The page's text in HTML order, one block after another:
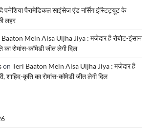
पनेशिया पैरामेडिकल साइंसेज एंड नर्सिंग इंस्टिट्यूट के
लहर
Mein Aisa Uljha Jiya : मजेदार है रोबोट-इंसान
का रोमांस-कॉमेडी जीत लेगी दिल
on Teri Baaton Mein Aisa Uljha Jiya : मजेदार है
शाहिद-कृति का रोमांस-कॉमेडी जीत लेगी दिल